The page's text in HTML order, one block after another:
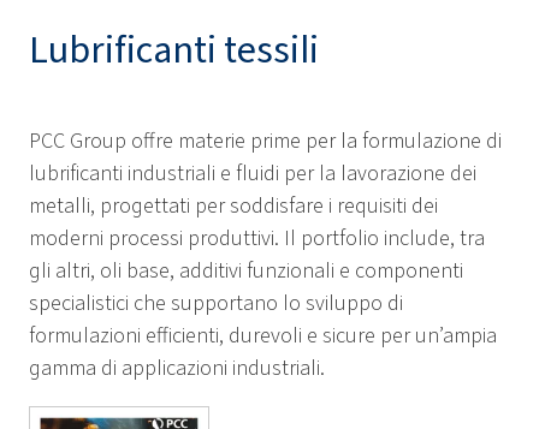
Lubrificanti tessili
PCC Group offre materie prime per la formulazione di
lubrificanti industriali e fluidi per la lavorazione dei
metalli, progettati per soddisfare i requisiti dei
moderni processi produttivi. Il portfolio include, tra
gli altri, oli base, additivi funzionali e componenti
specialistici che supportano lo sviluppo di
formulazioni efficienti, durevoli e sicure per un’ampia
gamma di applicazioni industriali.